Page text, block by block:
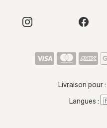
Livraison pour :
Langues :